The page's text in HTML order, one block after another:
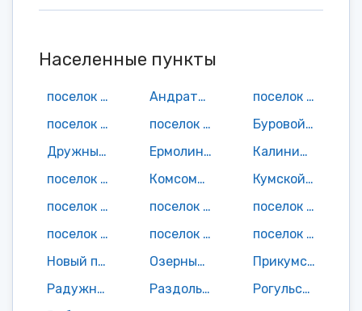
Населенные пункты
поселок Адык Андратинский поселок
поселок Артезиан
поселок Ачинеры
поселок Булмукта
Буровой поселок
Дружный поселок
Ермолинский поселок
Калининский поселок
поселок Кек Усн
Комсомольский поселок
Кумской поселок
поселок Лагань
поселок Майхара
поселок Маныч
поселок Меклета
поселок Мелиоратор
поселок Нарын Худук
Новый поселок
Озерный поселок
Прикумский поселок
Радужный поселок
Раздольный поселок
Рогульский поселок